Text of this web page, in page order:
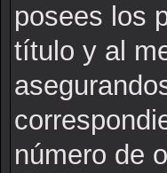
posees los
título y al
número de